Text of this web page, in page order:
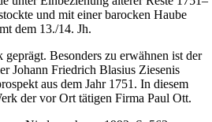
und mit einer barocken Haube
dem 13./14. Jh.
Besonders zu erwähnen ist der
Johann Friedrich Blasius Ziesenis
aus dem Jahr 1751. In diesem
der vor Ort tätigen Firma Paul Ott.